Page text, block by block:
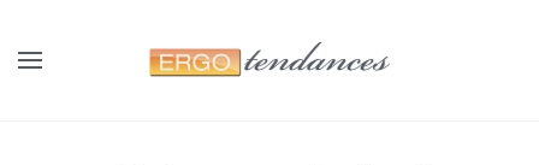
Skip to main content